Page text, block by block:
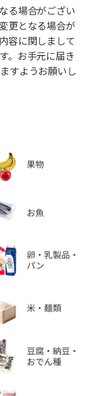
る場合がござい
更となる場合が
容に関しまして
。お手元に届き
すようお願いし